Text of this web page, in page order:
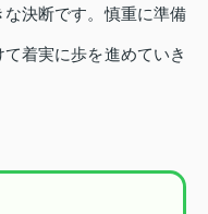
決断です。慎重に準備
着実に歩を進めていき